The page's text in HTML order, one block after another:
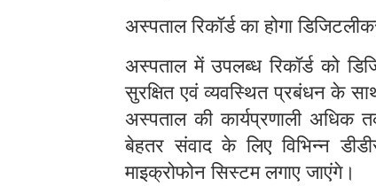
अस्पताल रिकॉर्ड का होगा
अस्पताल में उपलब्ध रिकॉर्ड को
सुरक्षित एवं व्यवस्थित प्रबंधन के
अस्पताल की कार्यप्रणाली अधिक
बेहतर संवाद के लिए विभिन्न
माइक्रोफोन सिस्टम लगाए जाएंगे।